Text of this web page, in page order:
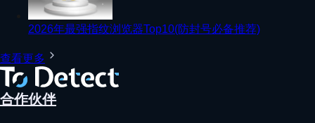
2026年最强指纹浏览器Top10(防封号必备推荐)
查看更多
合作伙伴